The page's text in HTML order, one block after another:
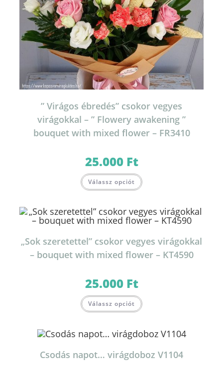
” Virágos ébredés” csokor vegyes
virágokkal – ” Flowery awakening ”
bouquet with mixed flower – FR3410
25.000 Ft
Válassz opciót
„Sok szeretettel” csokor vegyes virágokkal
– bouquet with mixed flower – KT4590
25.000 Ft
Válassz opciót
Csodás napot… virágdoboz V1104